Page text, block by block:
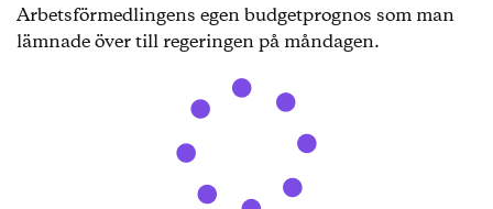
Arbetsförmedlingens egen budgetprognos som man
lämnade över till regeringen på måndagen.